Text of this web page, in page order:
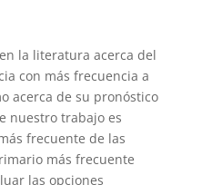
la literatura acerca del
con más frecuencia a
acerca de su pronóstico
nuestro trabajo es
frecuente de las
más frecuente
las opciones